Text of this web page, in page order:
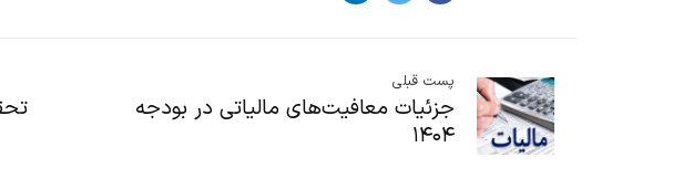
پست قبلی
جزئیات معافیت‌های مالیاتی در بودجه
۱۴۰۴